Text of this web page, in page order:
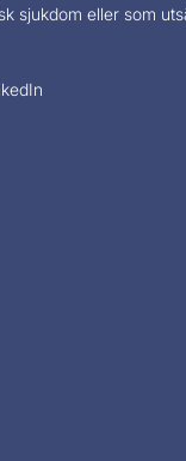
sjukdom eller som